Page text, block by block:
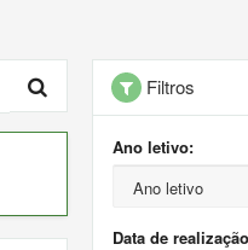
Filtros
Ano letivo:
Data de